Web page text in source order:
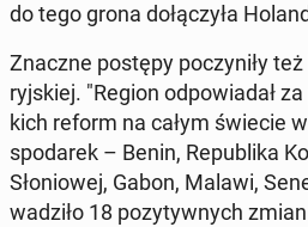
do tego grona do­łą­czy­ła
Znaczne postępy po­czy­ni­ły
ryj­skiej. "Region od­po­wia­dał
kich reform na całym świecie
spo­da­rek – Benin, Re­pu­bli­ka
Sło­nio­wej, Gabon, Malawi,
wa­dzi­ło 18 po­zy­tyw­nych